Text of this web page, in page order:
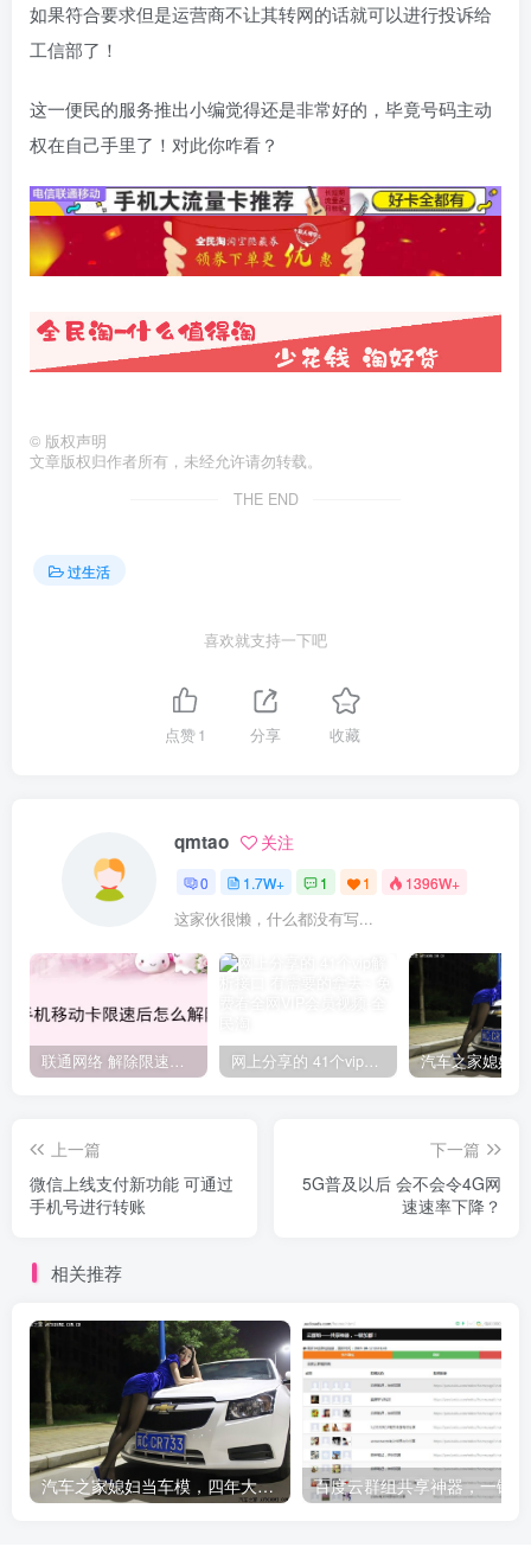
如果符合要求但是运营商不让其转网的话就可以进行投诉给
工信部了！
这一便民的服务推出小编觉得还是非常好的，毕竟号码主动
权在自己手里了！对此你咋看？
© 版权声明
文章版权归作者所有，未经允许请勿转载。
THE END
过生活
喜欢就支持一下吧
点赞1 分享 收藏
qmtao 关注
0 1.7W+ 1 1 1396W+
这家伙很懒，什么都没有写...
联通网络 解除限速方法参考！畅享、畅玩、老白干等及其它地区自测了 网上分享的 41个vip解析接口 有需要的拿去~ 免费看全网VIP会员视频
上一篇
微信上线支付新功能 可通过
手机号进行转账
下一篇
5G普及以后 会不会令4G网
速速率下降？
相关推荐
汽车之家媳妇当车模，四年大汇总，500多张媳妇图 百度云群组共享神器，一键